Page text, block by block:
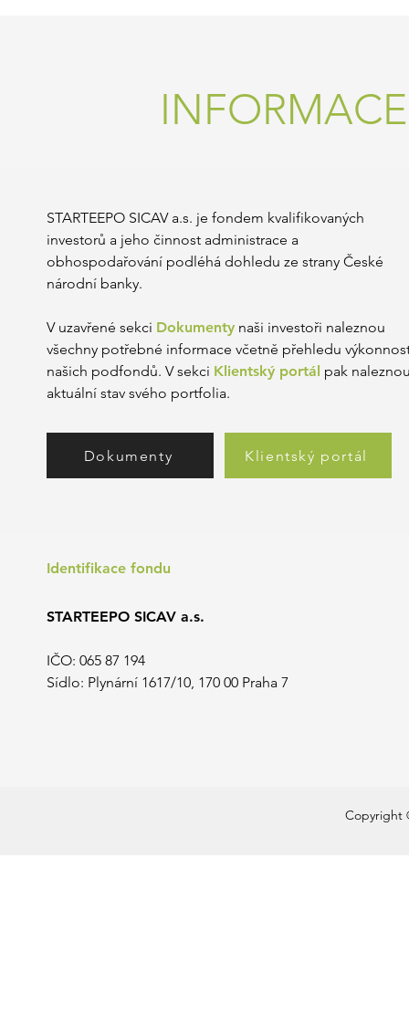
STARTEEPO SICAV a.s. je fondem kvalifikovaných
investorů a jeho činnost administrace a
obhospodařování podléhá dohledu ze strany České
národní banky.
V uzavřené sekci Dokumenty naši investoři naleznou
všechny potřebné informace včetně přehledu
našich podfondů. V sekci Klientský portál pak
aktuální stav svého portfolia.
Dokumenty Klientský portál
Identifikace fondu
STARTEEPO SICAV a.s.
IČO: 065 87 194
Sídlo: Plynární 1617/10, 170 00 Praha 7
Copyright